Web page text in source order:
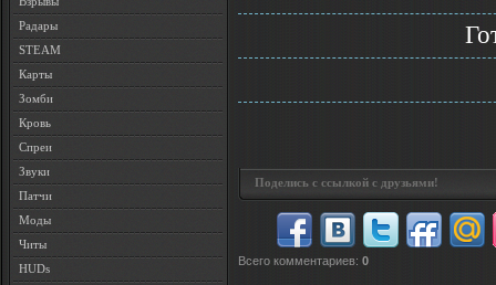
Радары
STEAM
Карты
Зомби
Кровь
Спреи
Звуки
Патчи
Моды
Читы
HUDs
Поделись с ссылкой с друзьями!
Всего комментариев: 0